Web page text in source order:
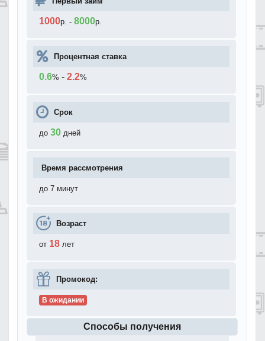
1000р. - 8000р.
Процентная ставка
0.6% - 2.2%
Срок
до 30 дней
Время рассмотрения
до 7 минут
Возраст
от 18 лет
Промокод:
В ожидании
Способы получения